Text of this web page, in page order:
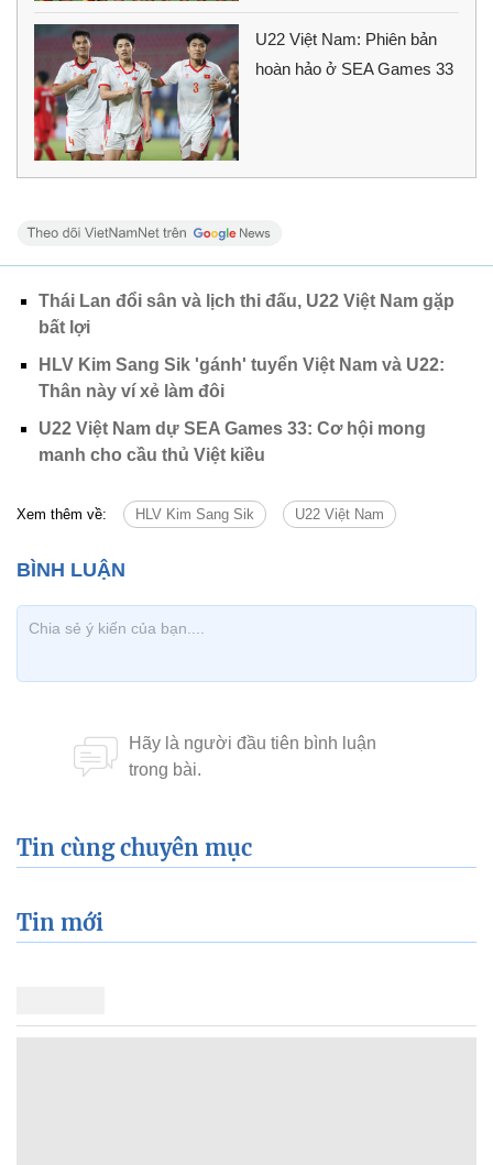
U22 Việt Nam: Phiên bản
hoàn hảo ở SEA Games 33
Thái Lan đổi sân và lịch thi đấu, U22 Việt Nam gặp
bất lợi
HLV Kim Sang Sik 'gánh' tuyển Việt Nam và U22:
Thân này ví xẻ làm đôi
U22 Việt Nam dự SEA Games 33: Cơ hội mong
manh cho cầu thủ Việt kiều
Xem thêm về: HLV Kim Sang Sik U22 Việt Nam
Tin cùng chuyên mục
Tin mới